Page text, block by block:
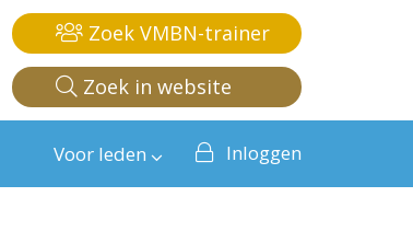
Zoek VMBN-trainer
Zoek in website
Voor leden Inloggen